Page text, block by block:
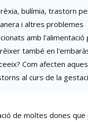
bulímia, trastorn
i altres problemes
amb l'alimentació
també en
Com afecten
al curs de la
de moltes dones que